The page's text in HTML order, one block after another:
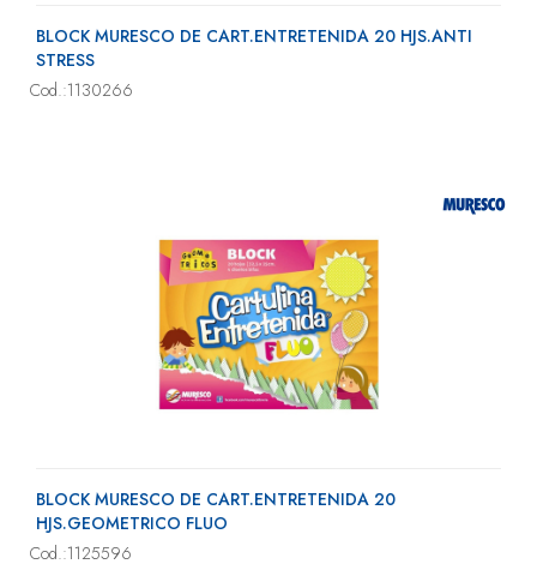
BLOCK MURESCO DE CART.ENTRETENIDA 20 HJS.ANTI
STRESS
Cod.:1130266
BLOCK MURESCO DE CART.ENTRETENIDA 20
HJS.GEOMETRICO FLUO
Cod.:1125596